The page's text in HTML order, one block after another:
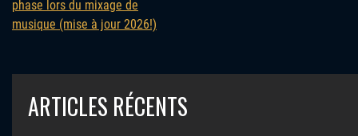
phase lors du mixage de
musique (mise à jour 2026!)
ARTICLES RÉCENTS